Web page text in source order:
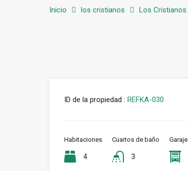
Inicio
los cristianos Los Cristianos
ID de la propiedad : REFKA-030
Habitaciones
4
Cuartos de baño
3
Garaje